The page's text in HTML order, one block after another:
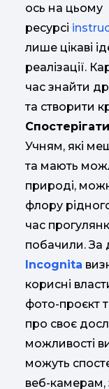
ось на цьому
ресурсі
лише цікаві
реалізації.
час знайти
та створити
Учням, які
та мають
природі,
флору
час
побачили.
Incognita
корисні
фото-проєкт
про своє
можливості
можуть
веб-камерам,